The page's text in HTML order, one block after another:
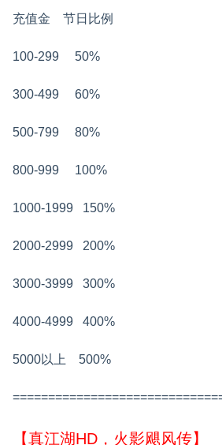
充值金 节日比例
100-299 50%
300-499 60%
500-799 80%
800-999 100%
1000-1999 150%
2000-2999 200%
3000-3999 300%
4000-4999 400%
5000以上 500%
【真江湖HD，火影飓风传】